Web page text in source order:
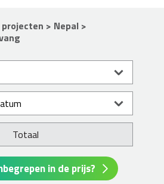
> Nepal >
Totaal
in de prijs?